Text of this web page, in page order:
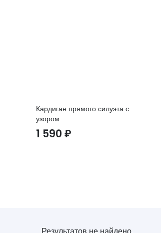
Кардиган прямого силуэта с
узором
1 590₽